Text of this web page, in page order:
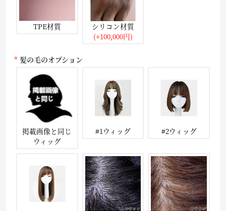
TPE材質
シリコン材質
(+100,000円)
髪の毛のオプション
掲載画像と同じ
ウィッグ
#1ウィッグ #2ウィッグ